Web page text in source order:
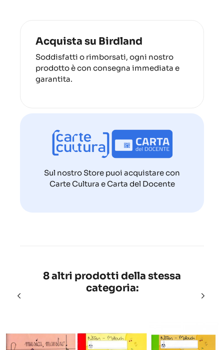
Acquista su Birdland
Soddisfatti o rimborsati, ogni nostro
prodotto è con consegna immediata e
garantita.
Sul nostro Store puoi acquistare con
Carte Cultura e Carta del Docente
8 altri prodotti della stessa
categoria: